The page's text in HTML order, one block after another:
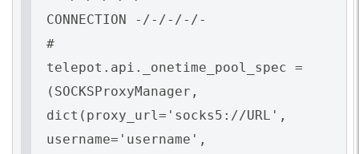
CONNECTION -/-/-/-/-
#
telepot.api._onetime_pool_spec =
(SOCKSProxyManager,
dict(proxy_url='socks5://URL',
username='username',